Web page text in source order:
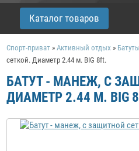
Каталог товаров
Спорт-приват »Активный отдых » Батуты
сеткой. Диаметр 2.44 м. BIG 8ft.
БАТУТ - МАНЕЖ, С
ДИАМЕТР 2.44 М. BIG